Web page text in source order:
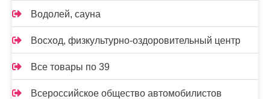
Водолей, сауна
Восход, физкультурно-оздоровительный центр
Все товары по 39
Всероссийское общество автомобилистов